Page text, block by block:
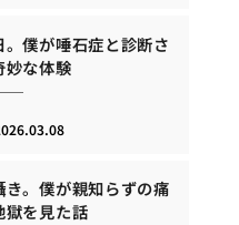
僕が唾石症と診断さ
妙な体験
き。僕が親知らずの痛
獄を見た話